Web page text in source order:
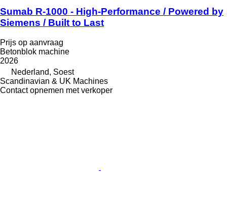
Sumab R-1000 - High-Performance / Powered by
Siemens / Built to Last
Prijs op aanvraag
Betonblok machine
2026
Nederland, Soest
Scandinavian & UK Machines
Contact opnemen met verkoper